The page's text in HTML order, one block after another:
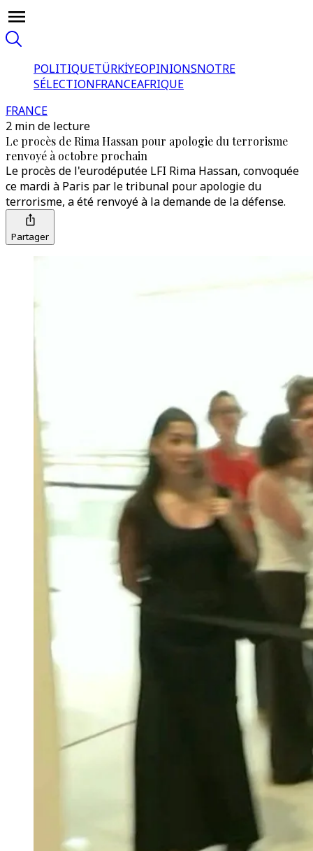
POLITIQUETÜRKİYEOPINIONSNOTRE
SÉLECTIONFRANCEAFRIQUE
FRANCE
2 min de lecture
Le procès de Rima Hassan pour apologie du terrorisme
renvoyé à octobre prochain
Le procès de l'eurodéputée LFI Rima Hassan, convoquée
ce mardi à Paris par le tribunal pour apologie du
terrorisme, a été renvoyé à la demande de la défense.
Partager